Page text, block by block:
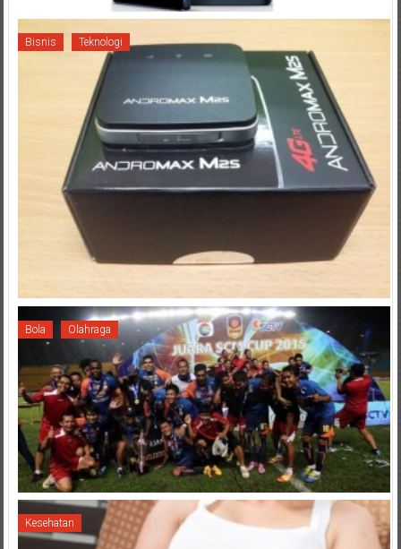
Bisnis Teknologi
Bola Olahraga
Kesehatan